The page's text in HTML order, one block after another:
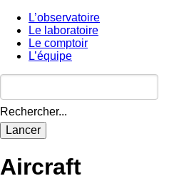
L’observatoire
Le laboratoire
Le comptoir
L’équipe
Rechercher...
Aircraft